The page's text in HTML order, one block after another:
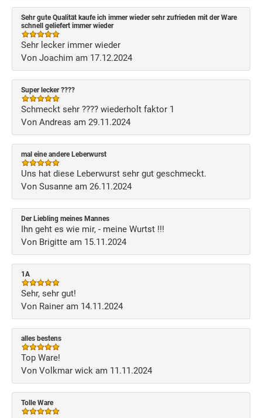
Sehr gute Qualität kaufe ich immer wieder sehr zufrieden mit der Ware
schnell geliefert immer wieder
Sehr lecker immer wieder
Von Joachim am 17.12.2024
Super lecker ????
Schmeckt sehr ???? wiederholt faktor 1
Von Andreas am 29.11.2024
mal eine andere Leberwurst
Uns hat diese Leberwurst sehr gut geschmeckt.
Von Susanne am 26.11.2024
Der Liebling meines Mannes
Ihn geht es wie mir, - meine Wurtst !!!
Von Brigitte am 15.11.2024
1A
Sehr, sehr gut!
Von Rainer am 14.11.2024
alles bestens
Top Ware!
Von Volkmar wick am 11.11.2024
Tolle Ware